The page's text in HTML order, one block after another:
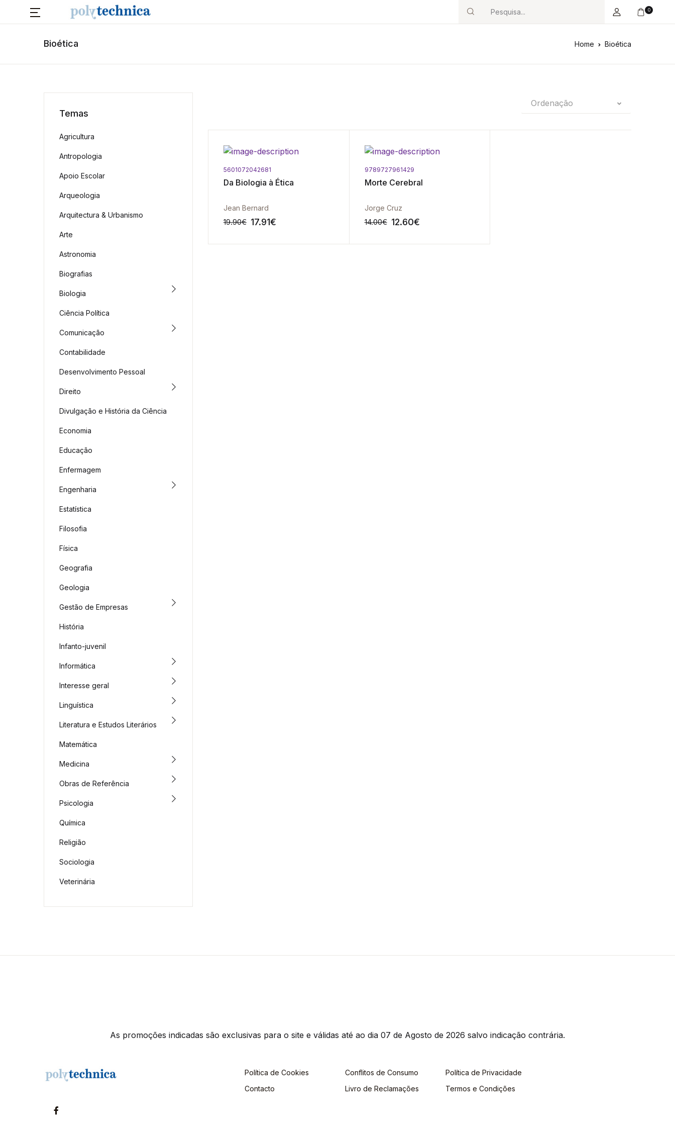
Search
0
Bioética Home Bioética
Ordenação
5601072042681
Da Biologia à Ética
Jean Bernard
19.90€ 17.91€
9789727961429
Morte Cerebral
Jorge Cruz
14.00€ 12.60€
Temas
Agricultura
Antropologia
Apoio Escolar
Arqueologia
Arquitectura & Urbanismo
Arte
Astronomia
Biografias
Biologia
Ciência Política
Comunicação
Contabilidade
Desenvolvimento Pessoal
Direito
Divulgação e História da Ciência
Economia
Educação
Enfermagem
Engenharia
Estatística
Filosofia
Física
Geografia
Geologia
Gestão de Empresas
História
Infanto-juvenil
Informática
Interesse geral
Linguística
Literatura e Estudos Literários
Matemática
Medicina
Obras de Referência
Psicologia
Química
Religião
Sociologia
Veterinária
As promoções indicadas são exclusivas para o site e válidas até ao dia 07 de Agosto de 2026 salvo indicação contrária.
Política de Cookies
Contacto
Conflitos de Consumo
Livro de Reclamações
Política de Privacidade
Termos e Condições